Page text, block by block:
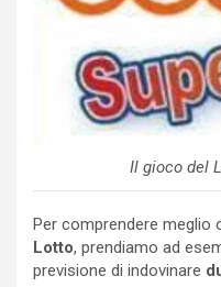
Il gioco del
Per comprendere
Lotto, prendiamo ad
previsione di indovinare